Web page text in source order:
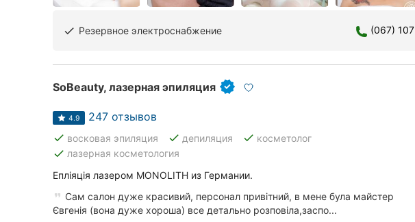
Ивано-Франковск
done Резервное электроснабжение (067) 107
SoBeauty, лазерная эпиляция
4.9 247 отзывов
done восковая эпиляция done депиляция done косметолог
done лазерная косметология
Епліяція лазером MONOLITH из Германии.
Сам салон дуже красивий, персонал привітний, в мене була майстер
Євгенія (вона дуже хороша) все детально розповіла,заспо...